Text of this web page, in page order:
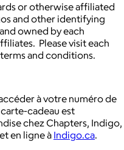
or otherwise affiliated
and other identifying
owned by each
Please visit each
and conditions.
à votre numéro de
cadeau est
chez Chapters, Indigo,
en ligne à Indigo.ca.